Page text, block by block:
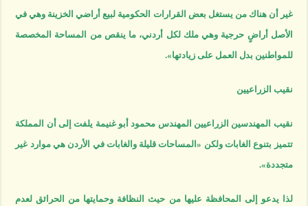
غير أن هناك من يستغل بعض القرارات الحكومية لبيع أراضي الخزينة وهي في
الأصل أراضٍ حرجية وهي ملك لكل أردني، ما ينقص من المساحة المخصصة
للمواطنين بدل العمل على زيادتها».
نقيب الزراعيين
نقيب المهندسين الزراعيين المهندس محمود أبو غنيمة يلفت إلى أن المملكة
تتميز بتنوع الغابات ولكن «المساحات قليلة والغابات في الأردن هي موارد غير
متجددة».
لذا يدعو إلى المحافظة عليها من حيث النظافة وحمايتها من الحرائق لعدم